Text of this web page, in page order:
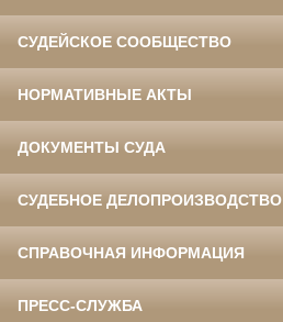
СУДЕЙСКОЕ СООБЩЕСТВО
НОРМАТИВНЫЕ АКТЫ
ДОКУМЕНТЫ СУДА
СУДЕБНОЕ ДЕЛОПРОИЗВОДСТВО
СПРАВОЧНАЯ ИНФОРМАЦИЯ
ПРЕСС-СЛУЖБА